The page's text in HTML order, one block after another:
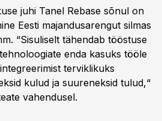
juhi Tanel Rebase sõnul on
Eesti majandusarengut silmas
“Sisuliselt tähendab tööstuse
enda kasuks tööle
terviklikuks
kulud ja suureneksid tulud,“
vahendusel.